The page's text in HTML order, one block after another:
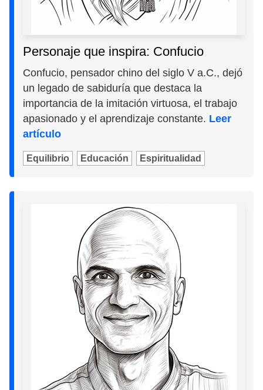
Personaje que inspira: Confucio
Confucio, pensador chino del siglo V a.C., dejó
un legado de sabiduría que destaca la
importancia de la imitación virtuosa, el trabajo
apasionado y el aprendizaje constante. Leer
artículo
Equilibrio Educación Espiritualidad